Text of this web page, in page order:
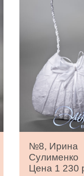
№8, Ирина
Сулименко
Цена 1 230